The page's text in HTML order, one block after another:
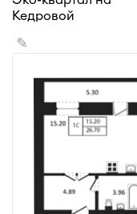
Кедровой
✎